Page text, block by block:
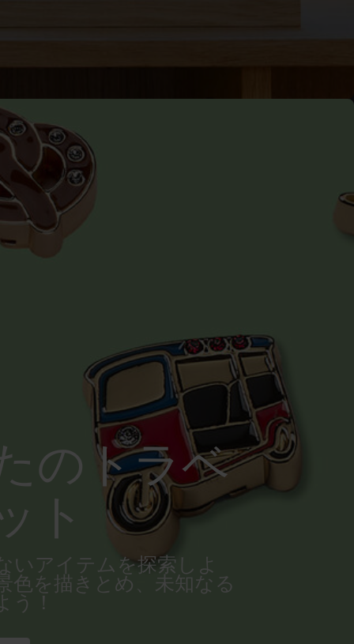
のトラベ
ト
いアイテムを探索しよ
色を描きとめ、未知なる
う！